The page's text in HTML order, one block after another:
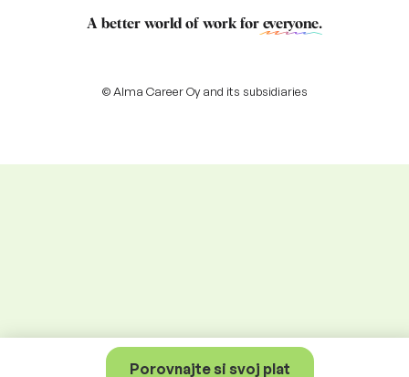
Porovnajte si svoj plat
A better world of work for everyone.
© Alma Career Oy and its subsidiaries